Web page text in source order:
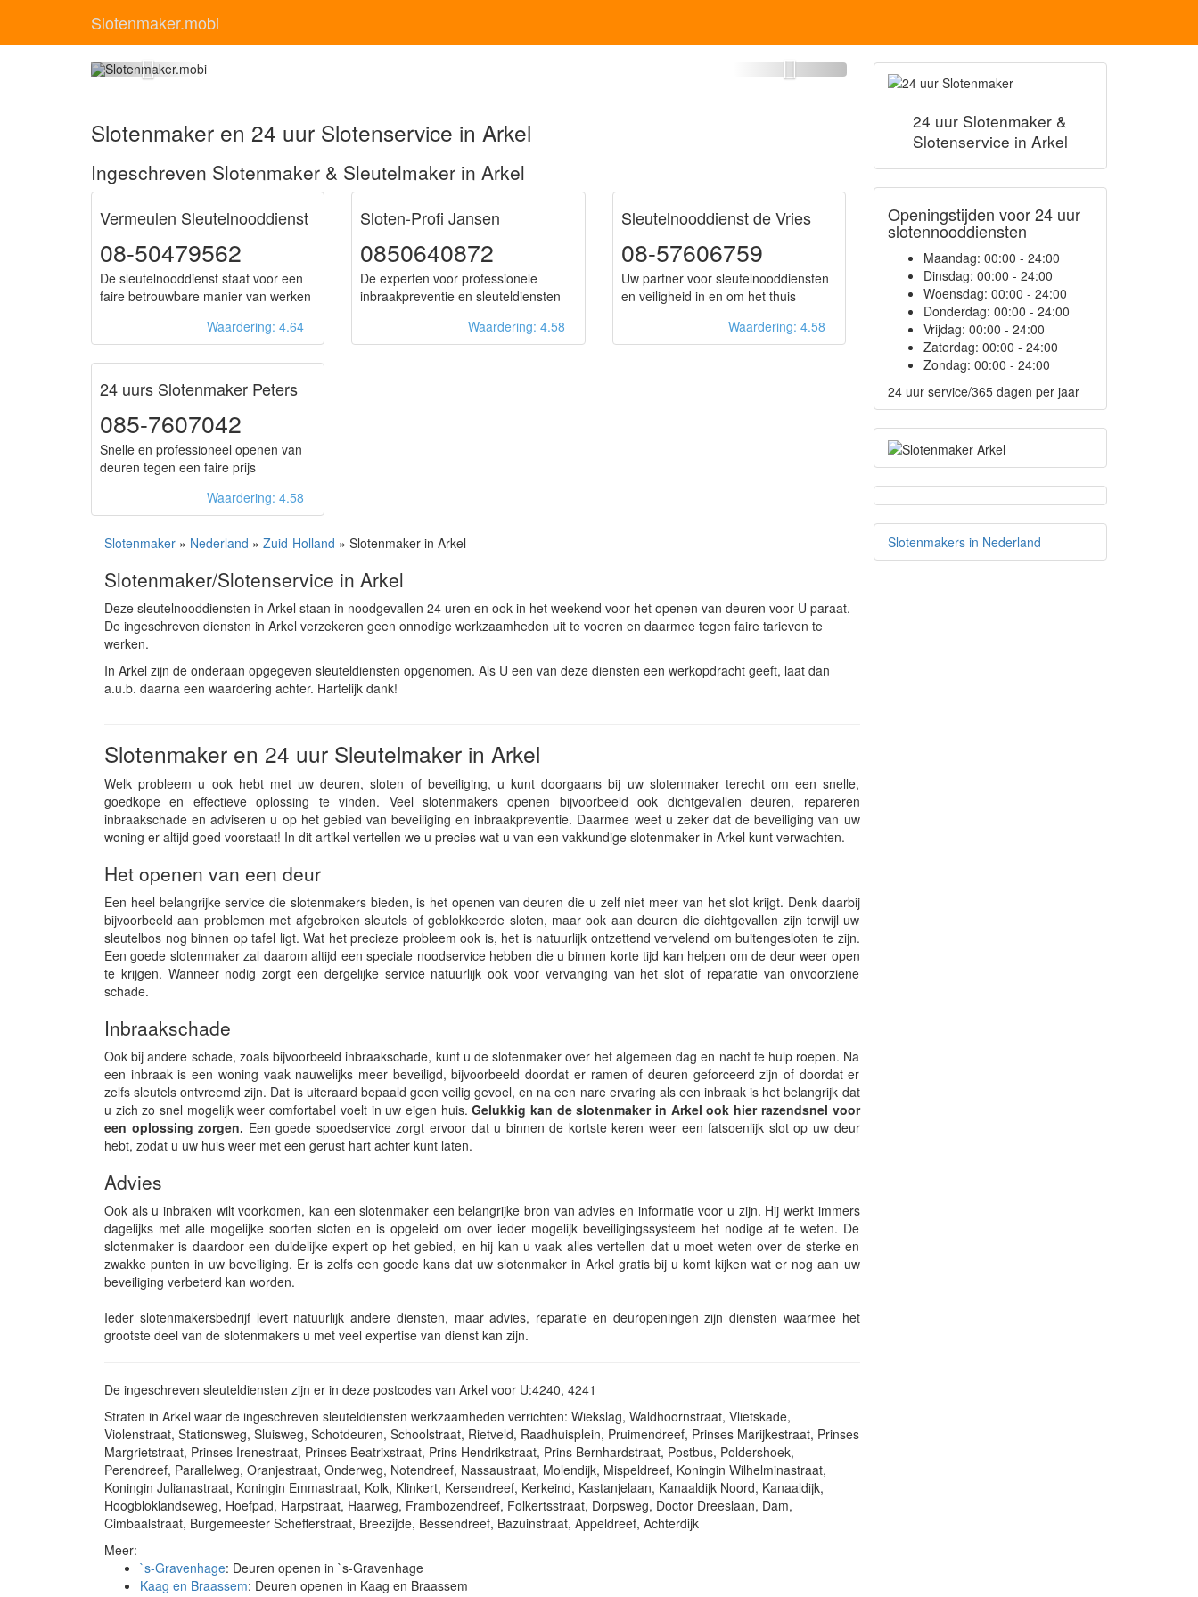
Slotenmaker.mobi
Slotenmaker en 24 uur Slotenservice in Arkel
Ingeschreven Slotenmaker & Sleutelmaker in Arkel
Vermeulen Sleutelnooddienst
08-50479562
De sleutelnooddienst staat voor een
faire betrouwbare manier van werken
Waardering: 4.64
Sloten-Profi Jansen
0850640872
De experten voor professionele
inbraakpreventie en sleuteldiensten
Waardering: 4.58
Sleutelnooddienst de Vries
08-57606759
Uw partner voor sleutelnooddiensten
en veiligheid in en om het thuis
Waardering: 4.58
24 uurs Slotenmaker Peters
085-7607042
Snelle en professioneel openen van
deuren tegen een faire prijs
Waardering: 4.58
Slotenmaker » Nederland » Zuid-Holland » Slotenmaker in Arkel
Slotenmaker/Slotenservice in Arkel
Deze sleutelnooddiensten in Arkel staan in noodgevallen 24 uren en ook in het weekend voor het openen van deuren voor U paraat.
De ingeschreven diensten in Arkel verzekeren geen onnodige werkzaamheden uit te voeren en daarmee tegen faire tarieven te
werken.
In Arkel zijn de onderaan opgegeven sleuteldiensten opgenomen. Als U een van deze diensten een werkopdracht geeft, laat dan
a.u.b. daarna een waardering achter. Hartelijk dank!
Slotenmaker en 24 uur Sleutelmaker in Arkel
Welk probleem u ook hebt met uw deuren, sloten of beveiliging, u kunt doorgaans bij uw slotenmaker terecht om een snelle,
goedkope en effectieve oplossing te vinden. Veel slotenmakers openen bijvoorbeeld ook dichtgevallen deuren, repareren
inbraakschade en adviseren u op het gebied van beveiliging en inbraakpreventie. Daarmee weet u zeker dat de beveiliging van uw
woning er altijd goed voorstaat! In dit artikel vertellen we u precies wat u van een vakkundige slotenmaker in Arkel kunt verwachten.
Het openen van een deur
Een heel belangrijke service die slotenmakers bieden, is het openen van deuren die u zelf niet meer van het slot krijgt. Denk daarbij
bijvoorbeeld aan problemen met afgebroken sleutels of geblokkeerde sloten, maar ook aan deuren die dichtgevallen zijn terwijl uw
sleutelbos nog binnen op tafel ligt. Wat het precieze probleem ook is, het is natuurlijk ontzettend vervelend om buitengesloten te zijn.
Een goede slotenmaker zal daarom altijd een speciale noodservice hebben die u binnen korte tijd kan helpen om de deur weer open
te krijgen. Wanneer nodig zorgt een dergelijke service natuurlijk ook voor vervanging van het slot of reparatie van onvoorziene
schade.
Inbraakschade
Ook bij andere schade, zoals bijvoorbeeld inbraakschade, kunt u de slotenmaker over het algemeen dag en nacht te hulp roepen. Na
een inbraak is een woning vaak nauwelijks meer beveiligd, bijvoorbeeld doordat er ramen of deuren geforceerd zijn of doordat er
zelfs sleutels ontvreemd zijn. Dat is uiteraard bepaald geen veilig gevoel, en na een nare ervaring als een inbraak is het belangrijk dat
u zich zo snel mogelijk weer comfortabel voelt in uw eigen huis. Gelukkig kan de slotenmaker in Arkel ook hier razendsnel voor
een oplossing zorgen. Een goede spoedservice zorgt ervoor dat u binnen de kortste keren weer een fatsoenlijk slot op uw deur
hebt, zodat u uw huis weer met een gerust hart achter kunt laten.
Advies
Ook als u inbraken wilt voorkomen, kan een slotenmaker een belangrijke bron van advies en informatie voor u zijn. Hij werkt immers
dagelijks met alle mogelijke soorten sloten en is opgeleid om over ieder mogelijk beveiligingssysteem het nodige af te weten. De
slotenmaker is daardoor een duidelijke expert op het gebied, en hij kan u vaak alles vertellen dat u moet weten over de sterke en
zwakke punten in uw beveiliging. Er is zelfs een goede kans dat uw slotenmaker in Arkel gratis bij u komt kijken wat er nog aan uw
beveiliging verbeterd kan worden.
Ieder slotenmakersbedrijf levert natuurlijk andere diensten, maar advies, reparatie en deuropeningen zijn diensten waarmee het
grootste deel van de slotenmakers u met veel expertise van dienst kan zijn.
De ingeschreven sleuteldiensten zijn er in deze postcodes van Arkel voor U:4240, 4241
Straten in Arkel waar de ingeschreven sleuteldiensten werkzaamheden verrichten: Wiekslag, Waldhoornstraat, Vlietskade,
Violenstraat, Stationsweg, Sluisweg, Schotdeuren, Schoolstraat, Rietveld, Raadhuisplein, Pruimendreef, Prinses Marijkestraat, Prinses
Margrietstraat, Prinses Irenestraat, Prinses Beatrixstraat, Prins Hendrikstraat, Prins Bernhardstraat, Postbus, Poldershoek,
Perendreef, Parallelweg, Oranjestraat, Onderweg, Notendreef, Nassaustraat, Molendijk, Mispeldreef, Koningin Wilhelminastraat,
Koningin Julianastraat, Koningin Emmastraat, Kolk, Klinkert, Kersendreef, Kerkeind, Kastanjelaan, Kanaaldijk Noord, Kanaaldijk,
Hoogbloklandseweg, Hoefpad, Harpstraat, Haarweg, Frambozendreef, Folkertsstraat, Dorpsweg, Doctor Dreeslaan, Dam,
Cimbaalstraat, Burgemeester Schefferstraat, Breezijde, Bessendreef, Bazuinstraat, Appeldreef, Achterdijk
Meer:
`s-Gravenhage: Deuren openen in `s-Gravenhage
Kaag en Braassem: Deuren openen in Kaag en Braassem
24 uur Slotenmaker &
Slotenservice in Arkel
Openingstijden voor 24 uur
slotennooddiensten
Maandag: 00:00 - 24:00
Dinsdag: 00:00 - 24:00
Woensdag: 00:00 - 24:00
Donderdag: 00:00 - 24:00
Vrijdag: 00:00 - 24:00
Zaterdag: 00:00 - 24:00
Zondag: 00:00 - 24:00
24 uur service/365 dagen per jaar
Slotenmakers in Nederland